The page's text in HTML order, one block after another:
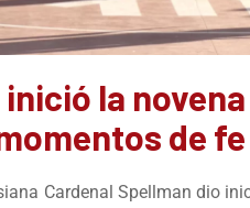
inició la
de
Cardenal Spellman dio